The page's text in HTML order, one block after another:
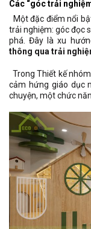
Các “góc trải
Một đặc điểm nổi
trải nghiệm: góc đọc
phá. Đây là xu
thông qua trải
Trong Thiết kế
cảm hứng giáo dục
chuyện, một chức